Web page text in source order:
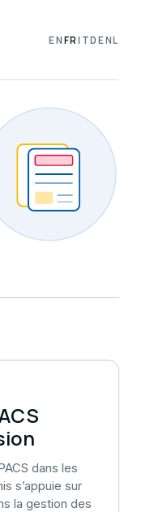
ENFRITDENL
dans les
s’appuie sur
la gestion des